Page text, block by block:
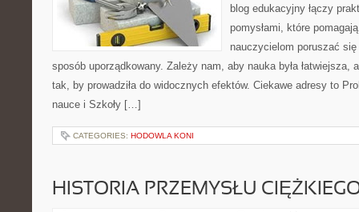
blog edukacyjny łączy
pomysłami, które
nauczycielom poruszać
sposób uporządkowany. Zależy nam, aby nauka była łatwiejsza,
tak, by prowadziła do widocznych efektów. Ciekawe adresy to
nauce i Szkoły […]
CATEGORIES: HODOWLA KONI
HISTORIA PRZEMYSŁU